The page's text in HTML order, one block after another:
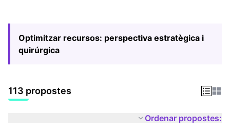
Optimitzar recursos: perspectiva estratègica i
quirúrgica
113 propostes
Ordenar propostes: